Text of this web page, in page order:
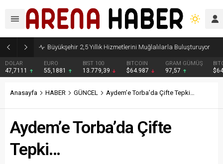
Pinaraltı Emekli Kafe Hizmete Açıldı
EURO
55,1881
BIST 100
13.779,39
BITCOIN
$64.987
GRAM GÜMÜŞ
97,57
BITCOIN
$64953
Anasayfa HABER GÜNCEL Aydem’e Torba’da Çifte Tepki…
Aydem’e Torba’da Çifte
Tepki…